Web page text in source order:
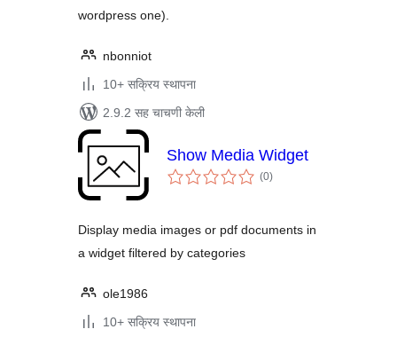
wordpress one).
nbonniot
10+ सक्रिय स्थापना
2.9.2 सह चाचणी केली
Show Media Widget
(0एकूण
मूल्यांकन
)
Display media images or pdf documents in
a widget filtered by categories
ole1986
10+ सक्रिय स्थापना